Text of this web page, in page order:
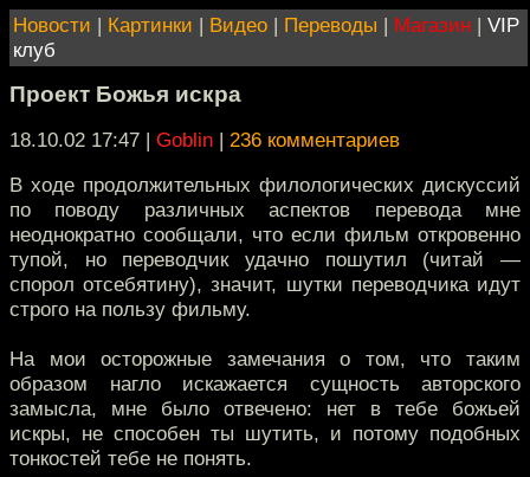
Новости | Картинки | Видео | Переводы | Магазин | VIP
клуб
Проект Божья искра
18.10.02 17:47 | Goblin | 236 комментариев
В ходе продолжительных филологических дискуссий
по поводу различных аспектов перевода мне
неоднократно сообщали, что если фильм откровенно
тупой, но переводчик удачно пошутил (читай —
спорол отсебятину), значит, шутки переводчика идут
строго на пользу фильму.
На мои осторожные замечания о том, что таким
образом нагло искажается сущность авторского
замысла, мне было отвечено: нет в тебе божьей
искры, не способен ты шутить, и потому подобных
тонкостей тебе не понять.